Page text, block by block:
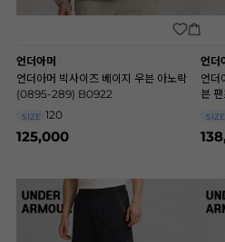
언더아머
언더아머 빅사이즈 베이지 우븐 아노락
(0895-289) B0922
SIZE 120
125,000
언더
언더
븐
SIZE